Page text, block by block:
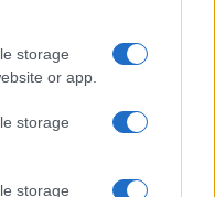
storage
or app.
storage
storage